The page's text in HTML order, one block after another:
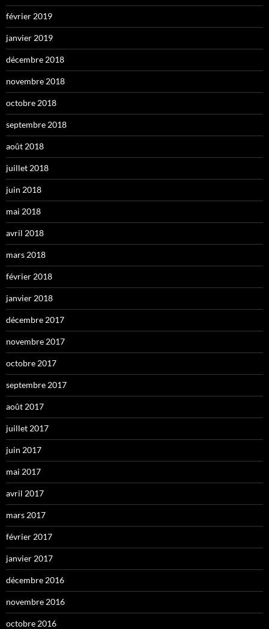
février 2019
janvier 2019
décembre 2018
novembre 2018
octobre 2018
septembre 2018
août 2018
juillet 2018
juin 2018
mai 2018
avril 2018
mars 2018
février 2018
janvier 2018
décembre 2017
novembre 2017
octobre 2017
septembre 2017
août 2017
juillet 2017
juin 2017
mai 2017
avril 2017
mars 2017
février 2017
janvier 2017
décembre 2016
novembre 2016
octobre 2016